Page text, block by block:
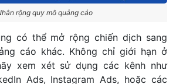
rộng quy mô quảng cáo
có thể mở rộng chiến dịch sang
cáo khác. Không chỉ giới hạn ở
xem xét sử dụng các kênh như
Ads, Instagram Ads, hoặc các